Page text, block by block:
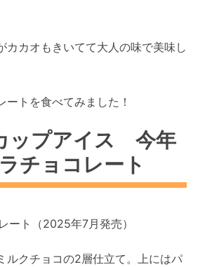
カカオもきいてて大人の味で美味し
トを食べてみました！
ップアイス 今年
チョコレート
ート（2025年7月発売）
ルクチョコの2層仕立て。 上にはパ